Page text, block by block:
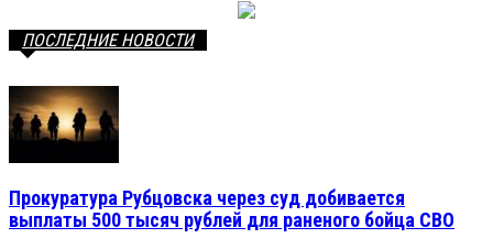
ПОСЛЕДНИЕ НОВОСТИ
Прокуратура Рубцовска через суд добивается
выплаты 500 тысяч рублей для раненого бойца СВО